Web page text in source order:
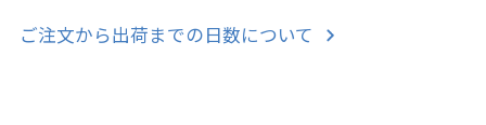
ご注文から出荷までの日数について